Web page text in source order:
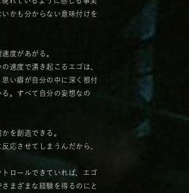
かも分からない意味付けを
度があがる。
速度で湧き起こるエゴは、
い癖が自分の中に深く根付
。すべて自分の妄想なの
を創造できる。
応させてしまうんだから、
ロールできていれば、エゴ
まざまな経験を得るのにと